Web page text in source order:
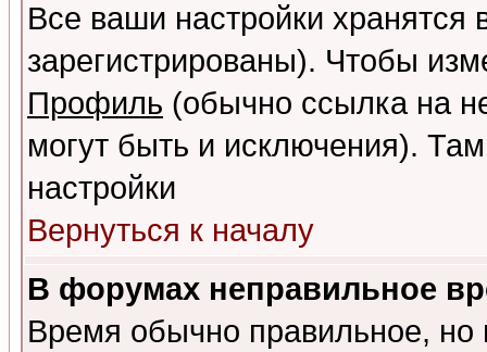
Все ваши настройки
зарегистрированы). Чтобы
Профиль (обычно ссылка на
могут быть и исключения).
настройки
Вернуться к началу
В форумах неправильное
Время обычно правильное,